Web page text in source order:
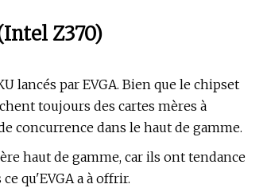
Z370)
lancés par EVGA. Bien que le chipset
toujours des cartes mères à
concurrence dans le haut de gamme.
haut de gamme, car ils ont tendance
qu'EVGA a à offrir.